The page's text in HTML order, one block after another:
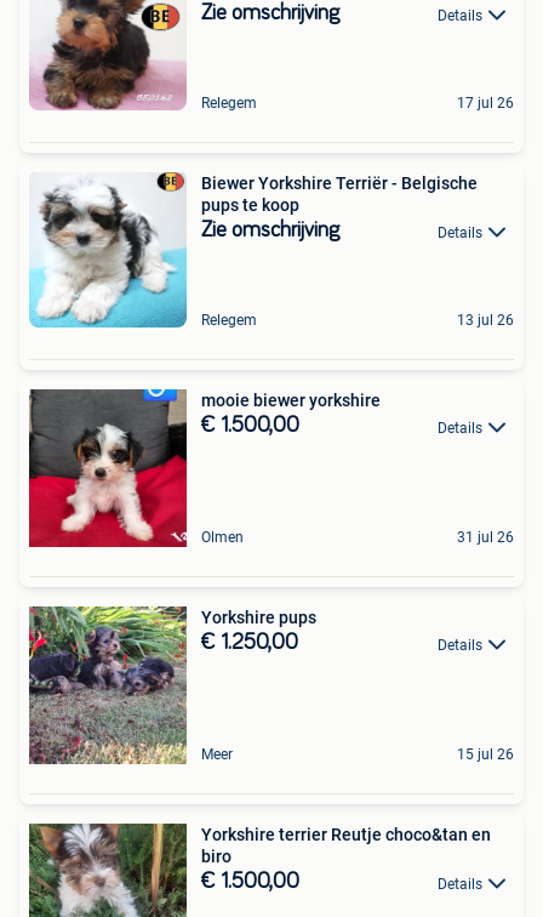
Zie omschrijving Details
Relegem 17 jul 26
Biewer Yorkshire Terriër - Belgische
pups te koop
Zie omschrijving Details
Relegem 13 jul 26
mooie biewer yorkshire
€ 1.500,00 Details
Olmen 31 jul 26
Yorkshire pups
€ 1.250,00 Details
Meer 15 jul 26
Yorkshire terrier Reutje choco&tan en
biro
€ 1.500,00 Details